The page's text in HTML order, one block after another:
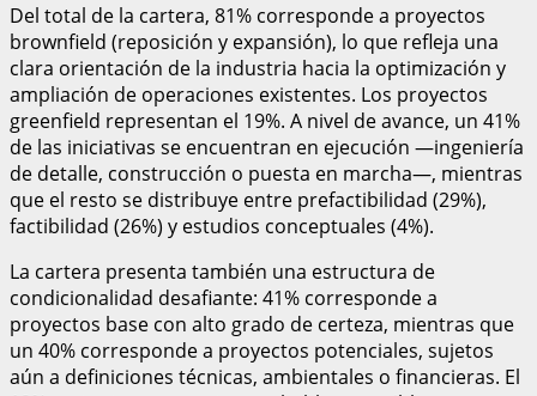
Del total de la cartera, 81% corresponde a proyectos
brownfield (reposición y expansión), lo que refleja una
clara orientación de la industria hacia la optimización y
ampliación de operaciones existentes. Los proyectos
greenfield representan el 19%. A nivel de avance, un 41%
de las iniciativas se encuentran en ejecución —ingeniería
de detalle, construcción o puesta en marcha—, mientras
que el resto se distribuye entre prefactibilidad (29%),
factibilidad (26%) y estudios conceptuales (4%).
La cartera presenta también una estructura de
condicionalidad desafiante: 41% corresponde a
proyectos base con alto grado de certeza, mientras que
un 40% corresponde a proyectos potenciales, sujetos
aún a definiciones técnicas, ambientales o financieras. El